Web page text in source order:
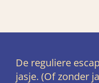
De reguliere
jasje. (Of zonder